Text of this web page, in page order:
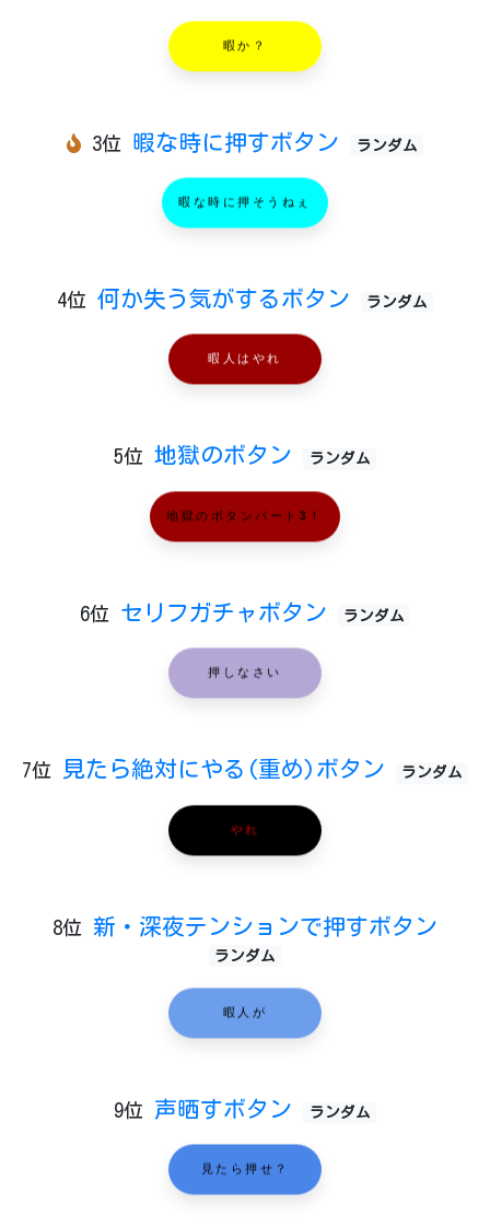
暇か？
3位 暇な時に押すボタン ランダム
暇な時に押そうねぇ
4位 何か失う気がするボタン ランダム
暇人はやれ
5位 地獄のボタン ランダム
地獄のボタンパート3！
6位 セリフガチャボタン ランダム
押しなさい
7位 見たら絶対にやる(重め)ボタン ランダム
やれ
8位 新・深夜テンションで押すボタン
ランダム
暇人が
9位 声晒すボタン ランダム
見たら押せ？